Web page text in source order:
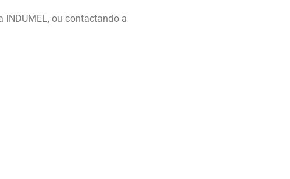
INDUMEL, ou contactando a